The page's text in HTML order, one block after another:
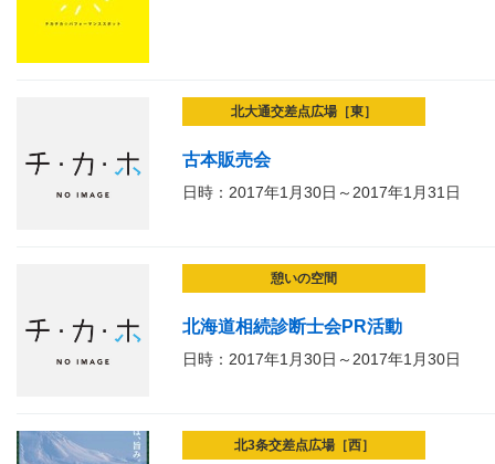
北大通交差点広場［東］
古本販売会
日時：2017年1月30日～2017年1月31日
憩いの空間
北海道相続診断士会PR活動
日時：2017年1月30日～2017年1月30日
北3条交差点広場［西］